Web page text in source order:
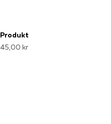
Produkt
45,00 kr